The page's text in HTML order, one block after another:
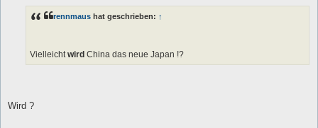
rennmaus hat geschrieben: ↑
Vielleichtwird China das neue Japan !?
Wird ?